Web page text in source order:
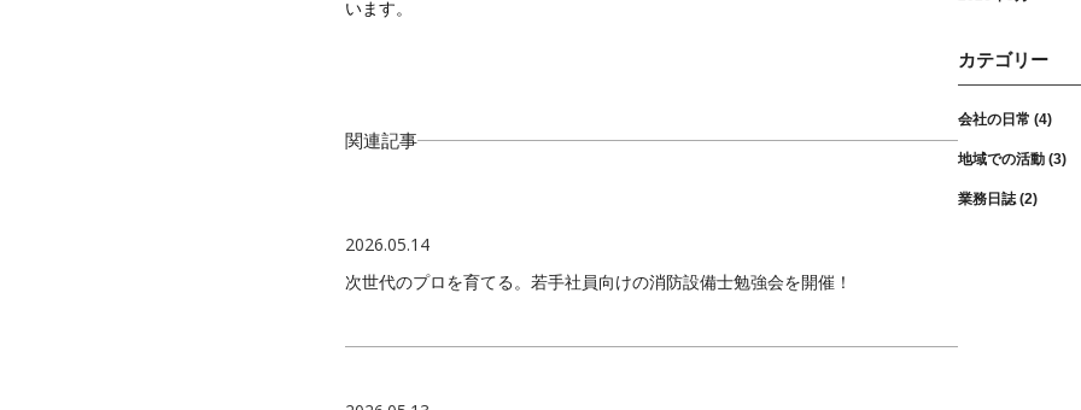
います。
関連記事
2026.05.14
次世代のプロを育てる。若手社員向けの消防設備士勉強会を開催！
カテゴリー
会社の日常 (4)
地域での活動(3)
業務日誌(2)